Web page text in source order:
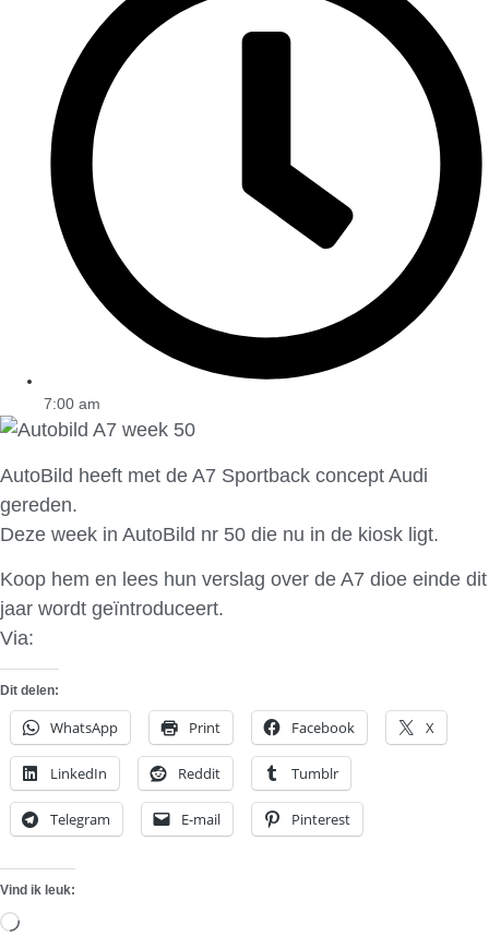
7:00 am
AutoBild heeft met de A7 Sportback concept Audi
gereden.
Deze week in AutoBild nr 50 die nu in de kiosk ligt.
Koop hem en lees hun verslag over de A7 dioe einde dit
jaar wordt geïntroduceert.
Via:
Dit delen:
WhatsApp Print Facebook X
LinkedIn Reddit Tumblr
Telegram E-mail Pinterest
Vind ik leuk:
Aan